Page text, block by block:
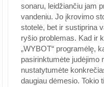
sonaru, leidžiančiu jam
vandeniu. Jo įkrovimo
stotelė, bet ir sustiprina
ryšio problemas. Kad ir
„WYBOT“ programėlę,
pasirinktumėte judėjimo
nustatytumėte
daugiau dėmesio. Tokio